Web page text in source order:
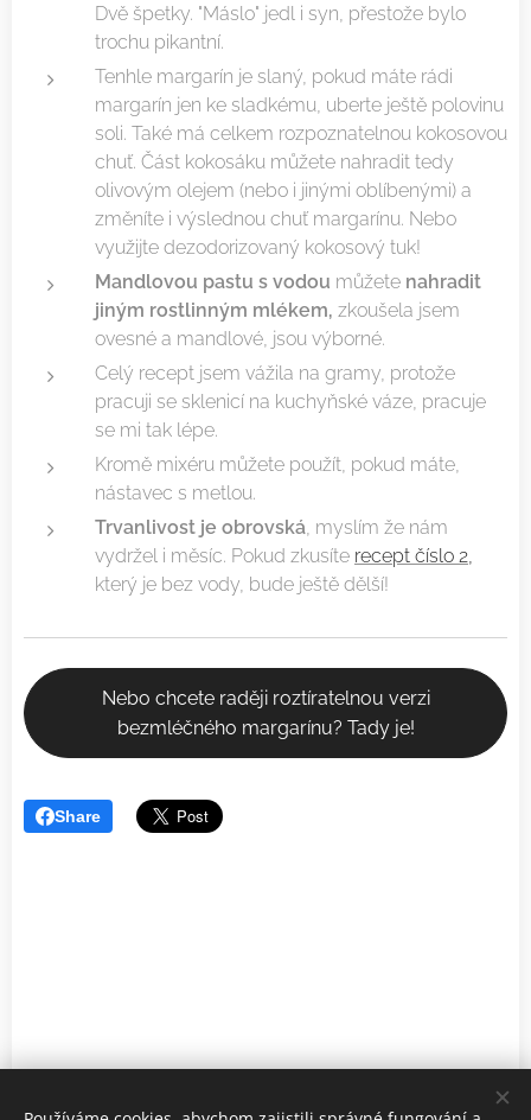
Dvě špetky. "Máslo" jedl i syn, přestože bylo
trochu pikantní.
Tenhle margarín je slaný, pokud máte rádi
margarín jen ke sladkému, uberte ještě polovinu
soli. Také má celkem rozpoznatelnou kokosovou
chuť. Část kokosáku můžete nahradit tedy
olivovým olejem (nebo i jinými oblíbenými) a
změníte i výslednou chuť margarínu. Nebo
využijte dezodorizovaný kokosový tuk!
Mandlovou pastu s vodou můžete nahradit
jiným rostlinným mlékem, zkoušela jsem
ovesné a mandlové, jsou výborné.
Celý recept jsem vážila na gramy, protože
pracuji se sklenicí na kuchyňské váze, pracuje
se mi tak lépe.
Kromě mixéru můžete použít, pokud máte,
nástavec s metlou.
Trvanlivost je obrovská, myslím že nám
vydržel i měsíc. Pokud zkusíte recept číslo 2,
který je bez vody, bude ještě dělší!
Nebo chcete raději roztíratelnou verzi
bezmléčného margarínu? Tady je!
Share